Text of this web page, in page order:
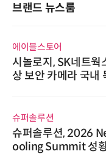
브랜드 뉴스룸
에이블스토어
시놀로지, SK네트웍
상 보안 카메라 국내
슈퍼솔루션
슈퍼솔루션, 2026
ooling Summit 성